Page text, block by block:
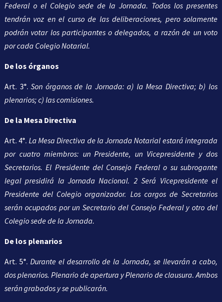
Federal o el Colegio sede de la Jornada. Todos los presentes
tendrán voz en el curso de las deliberaciones, pero solamente
podrán votar los participantes o delegados, a razón de un voto
por cada Colegio Notarial.
De los órganos
Art. 3°.Son órganos de la Jornada: a) la Mesa Directiva; b) los
plenarios; c) las comisiones.
De la Mesa Directiva
Art. 4°. La Mesa Directiva de la Jornada Notarial estará integrada
por cuatro miembros: un Presidente, un Vicepresidente y dos
Secretarios. El Presidente del Consejo Federal o su subrogante
legal presidirá la Jornada Nacional. 2 Será Vicepresidente el
Presidente del Colegio organizador. Los cargos de Secretarios
serán ocupados por un Secretario del Consejo Federal y otro del
Colegio sede de la Jornada.
De los plenarios
Art. 5°. Durante el desarrollo de la Jornada, se llevarán a cabo,
dos plenarios. Plenario de apertura y Plenario de clausura. Ambos
serán grabados y se publicarán.